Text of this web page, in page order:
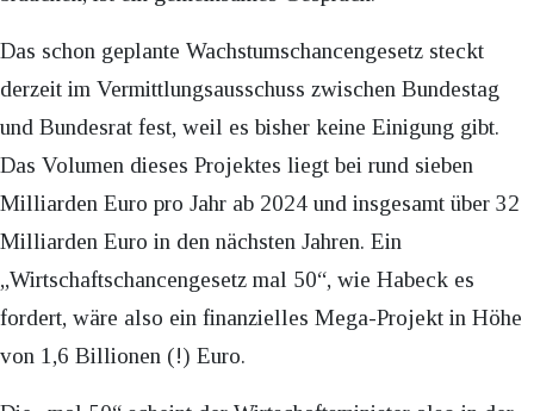
Das schon geplante Wachstumschancengesetz steckt
derzeit im Vermittlungsausschuss zwischen Bundestag
und Bundesrat fest, weil es bisher keine Einigung gibt.
Das Volumen dieses Projektes liegt bei rund sieben
Milliarden Euro pro Jahr ab 2024 und insgesamt über 32
Milliarden Euro in den nächsten Jahren. Ein
„Wirtschaftschancengesetz mal 50“, wie Habeck es
fordert, wäre also ein finanzielles Mega-Projekt in Höhe
von 1,6 Billionen (!) Euro.